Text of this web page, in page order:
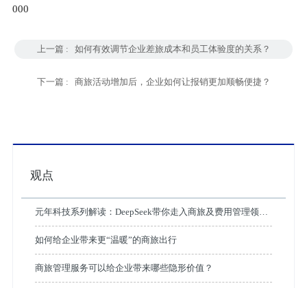
000
上一篇 : 如何有效调节企业差旅成本和员工体验度的关系？
下一篇 : 商旅活动增加后，企业如何让报销更加顺畅便捷？
观点
元年科技系列解读：DeepSeek带你走入商旅及费用管理领域
的5个应用场景革命
如何给企业带来更“温暖”的商旅出行
商旅管理服务可以给企业带来哪些隐形价值？